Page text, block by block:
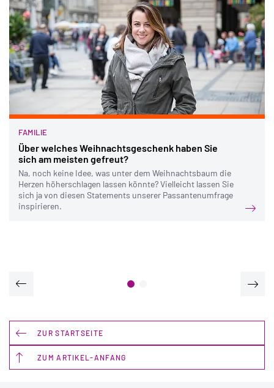
FAMILIE
Über welches Weihnachts­geschenk haben Sie
sich am meisten gefreut?
Na, noch keine Idee, was unter dem Weihnachtsbaum die
Herzen höherschlagen lassen könnte? Vielleicht lassen Sie
sich ja von diesen Statements unserer Passantenumfrage
inspirieren.
ZUR STARTSEITE
ZUM ARTIKEL-ANFANG